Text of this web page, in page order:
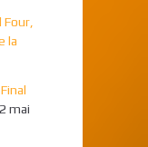
la
mai